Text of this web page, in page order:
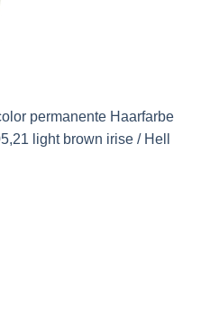
permanente Haarfarbe
light brown irise / Hell